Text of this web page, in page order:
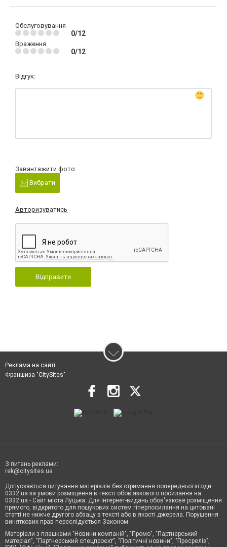
Обслуговування
0/12
Враження
0/12
Відгук:
Завантажити фото:
Вибрати
Авторизуватись
Відправити
Реклама на сайті
Франшиза "CitySites"
З питань реклами:
rek@citysites.ua
Допускається цитування матеріалів без отримання попередньої згоди
0332.ua за умови розміщення в тексті обов'язкового посилання на
0332.ua - Сайт міста Луцька. Для інтернет-видань обов'язкове розміщення
прямого, відкритого для пошукових систем гіперпосилання на цитовані
статті не нижче другого абзацу в тексті або в якості джерела. Порушення
виняткових прав переслідується Законом.
Матеріали з плашками "Новини компаній", "Промо", "Партнерський
матеріал", "Партнерський спецпроєкт", "Політичні новини", "Пресреліз",